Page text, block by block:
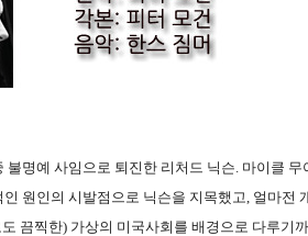
불명예 사임으로 퇴진한 리처드 닉슨. 마이클
원인의 시발점으로 닉슨을 지목했고, 얼마전
끔찍한) 가상의 미국사회를 배경으로 다루기